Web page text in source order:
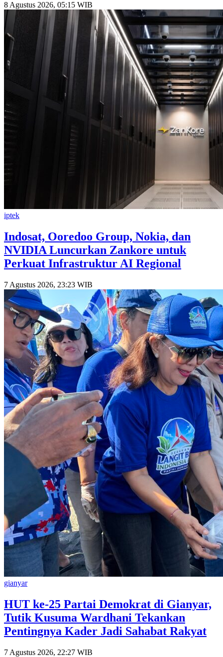
8 Agustus 2026, 05:15 WIB
iptek
Indosat, Ooredoo Group, Nokia, dan
NVIDIA Luncurkan Zankore untuk
Perkuat Infrastruktur AI Regional
7 Agustus 2026, 23:23 WIB
gianyar
HUT ke-25 Partai Demokrat di Gianyar,
Tutik Kusuma Wardhani Tekankan
Pentingnya Kader Jadi Sahabat Rakyat
7 Agustus 2026, 22:27 WIB